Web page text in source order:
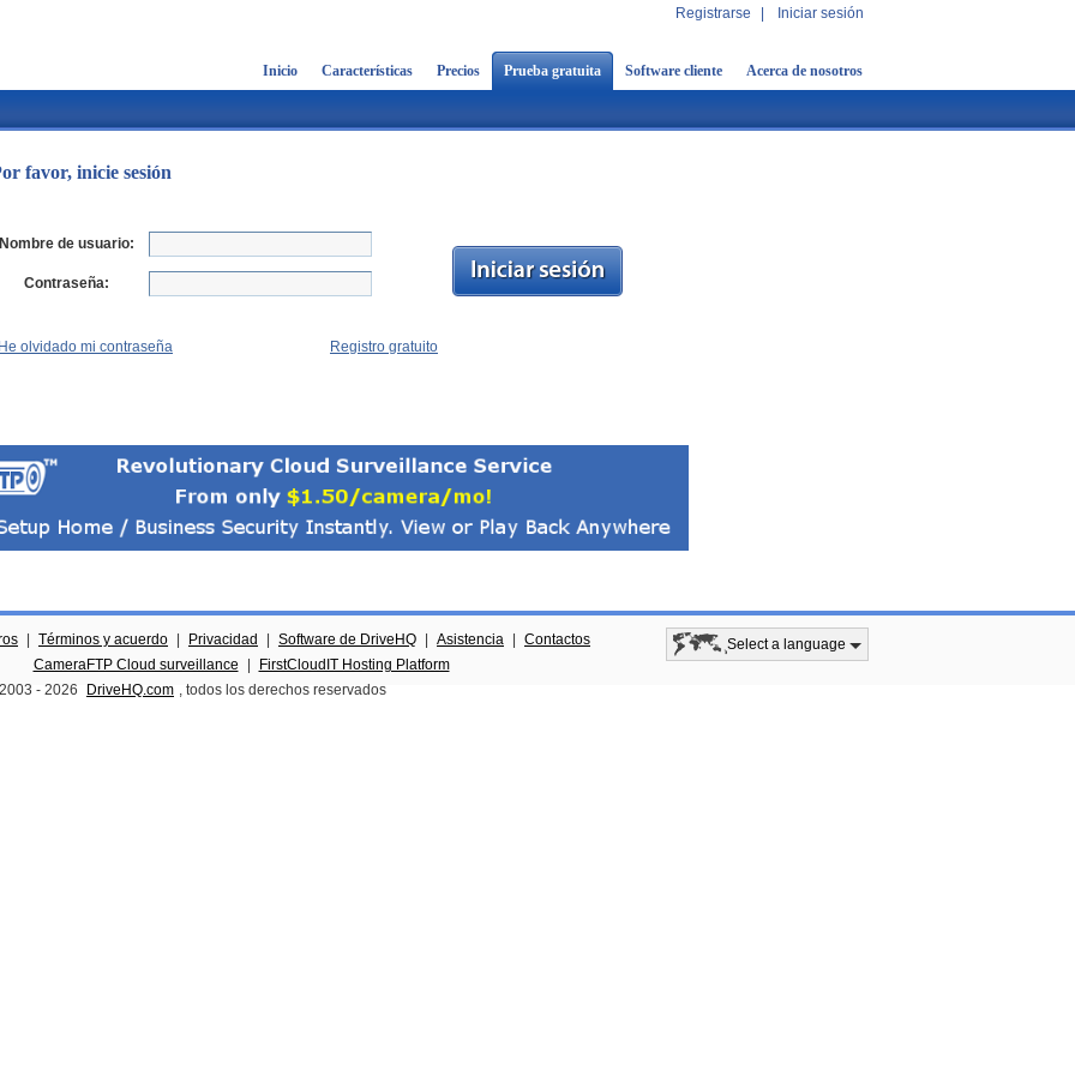
Registrarse Iniciar sesión
Inicio Características Precios Prueba gratuita Software cliente Acerca de nosotros
favor, inicie sesión
de usuario:
Contraseña:
Registro gratuito
olvidado mi contraseña
Términos y acuerdo Privacidad Software de DriveHQ Asistencia
Contactos
CameraFTP Cloud surveillance
FirstCloudIT Hosting Platform
- 2026 DriveHQ.com , todos los derechos reservados
Select a language